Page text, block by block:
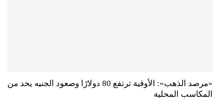
«مرصد الذهب»: الأوقية ترتفع 80 دولارًا وصعود الجنيه يحد من
المكاسب المحلية